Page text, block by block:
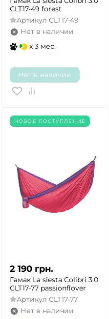
CLT17-49 forest
Артикул CLT17-49
Нет в наличии
x 3 мес.
Нет в наличии
НОВОЕ ПОСТУПЛЕНИЕ
2 190 грн.
Гамак La siesta Colibri 3.0
CLT17-77 passionflover
Артикул CLT17-77
Нет в наличии